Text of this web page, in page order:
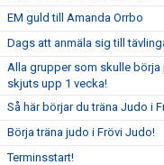
EM guld till Amanda Orrbo
Dags att anmäla sig till
Alla grupper som skulle
skjuts upp 1 vecka!
Så här börjar du träna Judo i
Börja träna judo i Frövi Judo!
Terminsstart!